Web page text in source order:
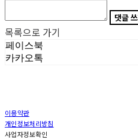
댓글
목록으로 가기
페이스북
카카오톡
이용약관
개인정보처리방침
사업자정보확인